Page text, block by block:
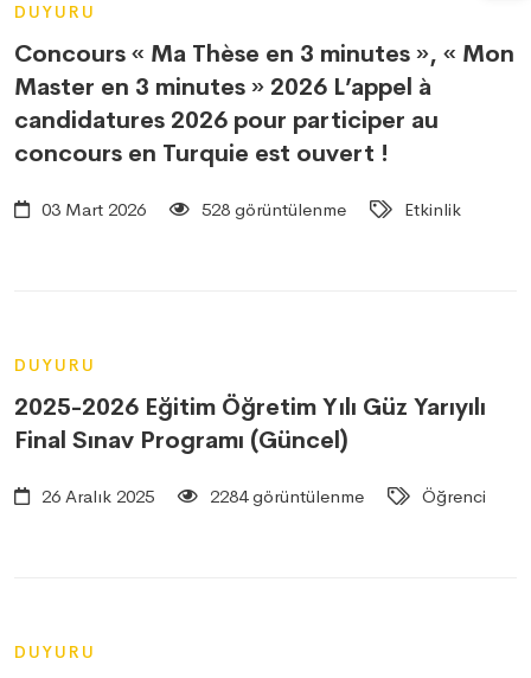
DUYURU
Concours « Ma Thèse en 3 minutes », « Mon
Master en 3 minutes » 2026 L’appel à
candidatures 2026 pour participer au
concours en Turquie est ouvert !
03 Mart 2026 528 görüntülenme Etkinlik
DUYURU
2025-2026 Eğitim Öğretim Yılı Güz Yarıyılı
Final Sınav Programı (Güncel)
26 Aralık 2025 2284 görüntülenme Öğrenci
DUYURU